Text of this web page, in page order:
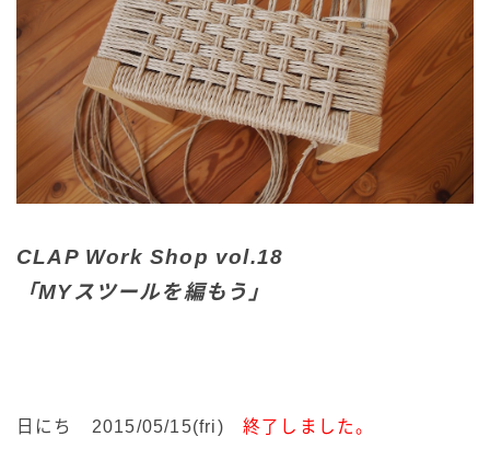
CLAP Work Shop vol.18
「MYスツールを編もう」
日にち 2015/05/15(fri) 終了しました。